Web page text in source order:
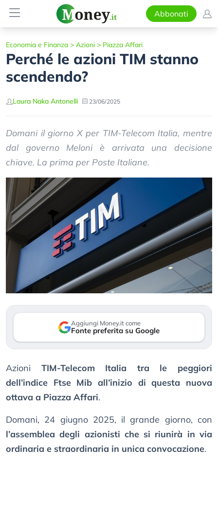
Abbonati
Economia e Finanza > Azioni > Piazza Affari
Perché le azioni TIM stanno
scendendo?
Laura Naka Antonelli 23/06/2025
Domani il giorno X per TIM-Telecom Italia, mentre
dal governo Meloni è arrivata una decisione
chiave. La prima per Poste Italiane.
Aggiungi Money.it come
Fonte preferita su Google
Azioni TIM-Telecom Italia tra le peggiori
dell’indice Ftse Mib all’inizio di questa nuova
ottava a Piazza Affari.
Domani, 24 giugno 2025, il grande giorno, con
l’assemblea degli azionisti che si riunirà in via
ordinaria e straordinaria in unica convocazione.